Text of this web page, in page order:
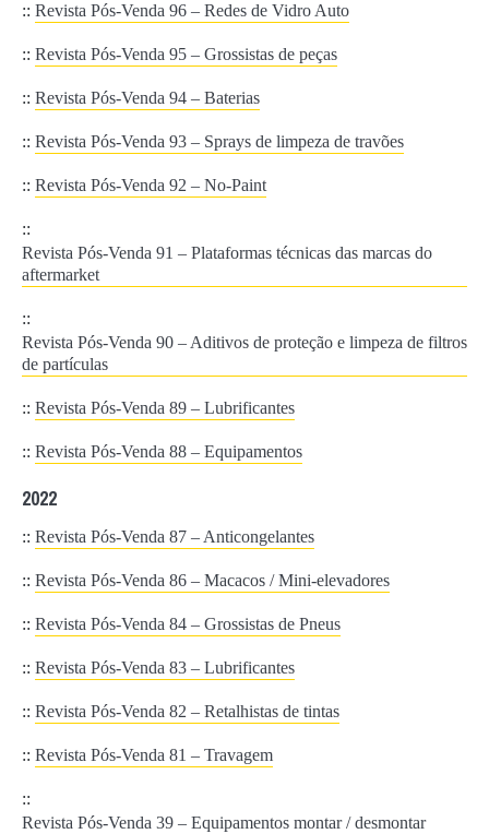
:: Revista Pós-Venda 96 – Redes de Vidro Auto
:: Revista Pós-Venda 95 – Grossistas de peças
:: Revista Pós-Venda 94 – Baterias
:: Revista Pós-Venda 93 – Sprays de limpeza de travões
:: Revista Pós-Venda 92 – No-Paint
::
Revista Pós-Venda 91 – Plataformas técnicas das marcas do
aftermarket
::
Revista Pós-Venda 90 – Aditivos de proteção e limpeza de filtros
de partículas
:: Revista Pós-Venda 89 – Lubrificantes
:: Revista Pós-Venda 88 – Equipamentos
2022
:: Revista Pós-Venda 87 – Anticongelantes
:: Revista Pós-Venda 86 – Macacos / Mini-elevadores
:: Revista Pós-Venda 84 – Grossistas de Pneus
:: Revista Pós-Venda 83 – Lubrificantes
:: Revista Pós-Venda 82 – Retalhistas de tintas
:: Revista Pós-Venda 81 – Travagem
::
Revista Pós-Venda 39 – Equipamentos montar / desmontar